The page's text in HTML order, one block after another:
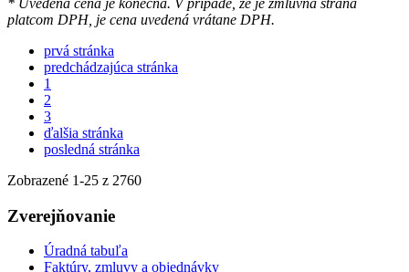
platcom DPH, je cena uvedená vrátane DPH.
prvá stránka
predchádzajúca stránka
1
2
3
ďalšia stránka
posledná stránka
Zobrazené 1-25 z 2760
Zverejňovanie
Úradná tabuľa
Faktúry, zmluvy a objednávky